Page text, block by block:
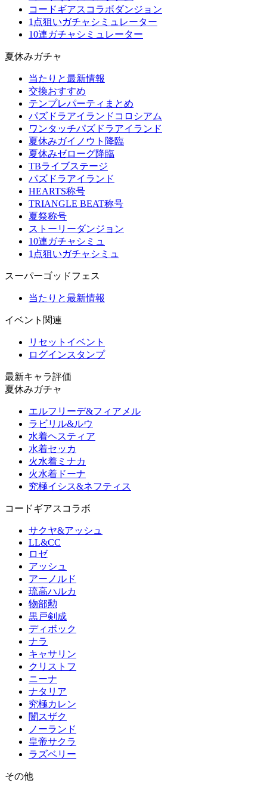
コードギアスコラボダンジョン
1点狙いガチャシミュレーター
10連ガチャシミュレーター
夏休みガチャ
当たりと最新情報
交換おすすめ
テンプレパーティまとめ
パズドラアイランドコロシアム
ワンタッチパズドラアイランド
夏休みガイノウト降臨
夏休みゼローグ降臨
TBライブステージ
パズドラアイランド
HEARTS称号
TRIANGLE BEAT称号
夏祭称号
ストーリーダンジョン
10連ガチャシミュ
1点狙いガチャシミュ
スーパーゴッドフェス
当たりと最新情報
イベント関連
リセットイベント
ログインスタンプ
最新キャラ評価
夏休みガチャ
エルフリーデ&フィアメル
ラビリル&ルウ
水着ヘスティア
水着セッカ
火水着ミナカ
火水着ドーナ
究極イシス&ネフティス
コードギアスコラボ
サクヤ&アッシュ
LL&CC
ロゼ
アッシュ
アーノルド
琉高ハルカ
物部勲
黒戸剣成
ディボック
ナラ
キャサリン
クリストフ
ニーナ
ナタリア
究極カレン
闇スザク
ノーランド
皇帝サクラ
ラズベリー
その他